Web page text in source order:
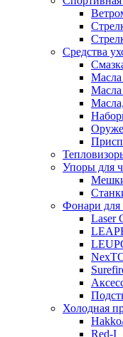
Средства
Масла
Упоры для
Фонари для
Laser
Холодная
Red-I